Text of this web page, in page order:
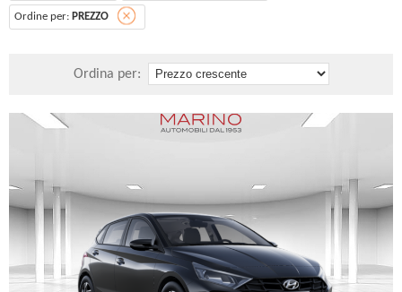
Ordine per: PREZZO
Ordina per: